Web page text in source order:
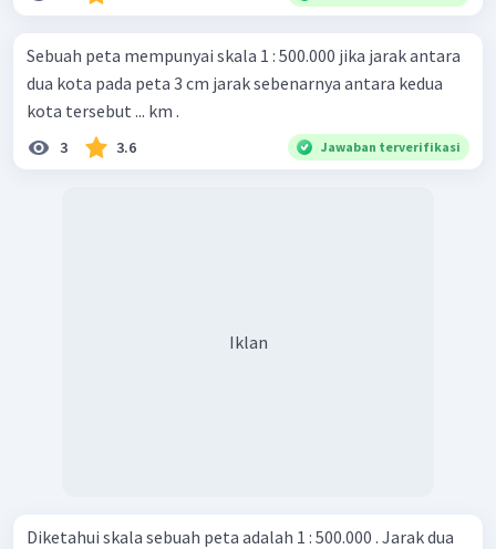
Sebuah peta mempunyai skala 1 : 500.000 jika jarak antara
dua kota pada peta 3 cm jarak sebenarnya antara kedua
kota tersebut ... km .
3 3.6 Jawaban terverifikasi
Iklan
Diketahui skala sebuah peta adalah 1 : 500.000 . Jarak dua